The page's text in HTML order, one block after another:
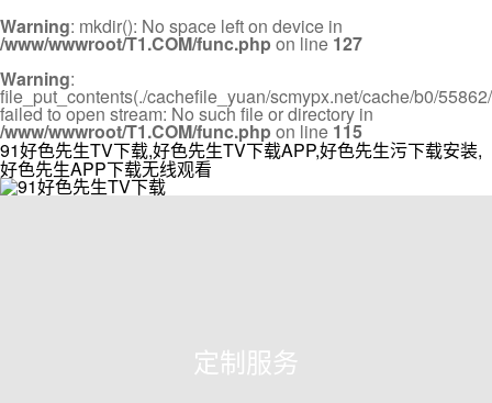
Warning: mkdir(): No space left on device in
/www/wwwroot/T1.COM/func.php on line 127
Warning:
file_put_contents(./cachefile_yuan/scmypx.net/cache/b0/
failed to open stream: No such file or directory in
/www/wwwroot/T1.COM/func.php on line 115
91好色先生TV下载,好色先生TV下载APP,好色先生污下载安装,
好色先生APP下载无线观看
定制服务